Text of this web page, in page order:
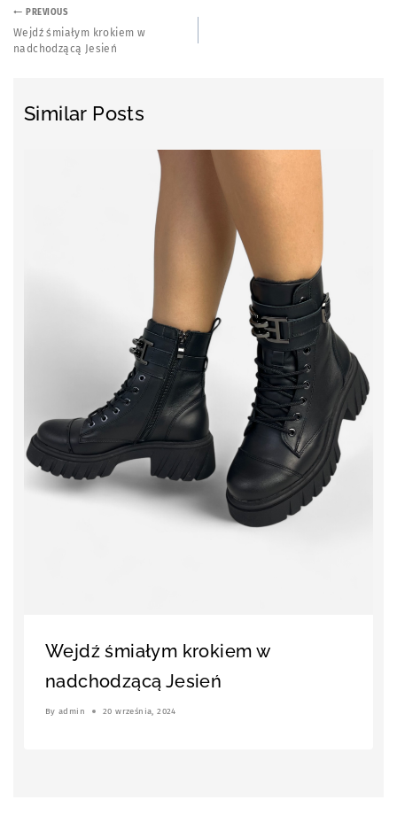
PREVIOUS
Wejdź śmiałym krokiem w
nadchodzącą Jesień
Similar Posts
Wejdź śmiałym krokiem w
nadchodzącą Jesień
By admin 20 września, 2024